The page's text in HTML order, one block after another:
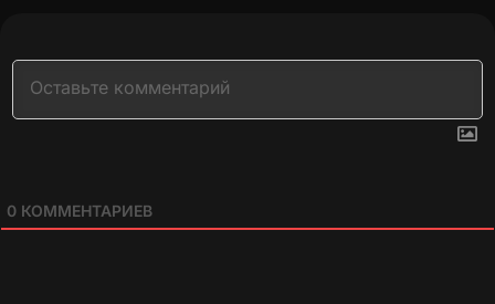
0 КОММЕНТАРИЕВ